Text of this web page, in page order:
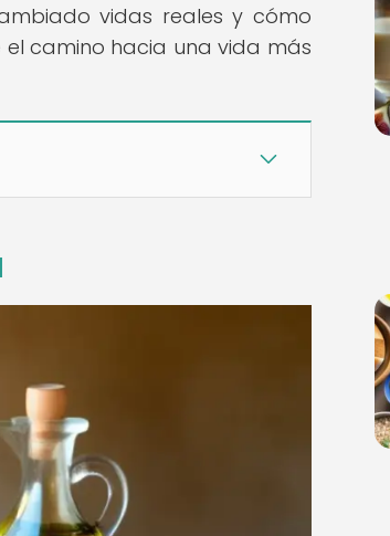
vidas reales y cómo
camino hacia una vida más